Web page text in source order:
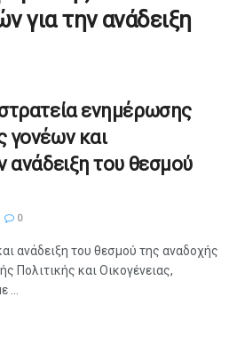
για την ανάδειξη
ενημέρωσης
γονέων και
ανάδειξη του θεσμού
0
ανάδειξη του θεσμού της αναδοχής
Πολιτικής και Οικογένειας,
...